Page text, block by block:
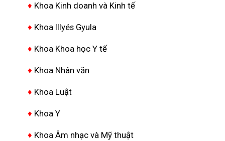
♦ Khoa Kinh doanh và Kinh tế
♦ Khoa Illyés Gyula
♦ Khoa Khoa học Y tế
♦ Khoa Nhân văn
♦ Khoa Luật
♦ Khoa Y
♦ Khoa Âm nhạc và Mỹ thuật